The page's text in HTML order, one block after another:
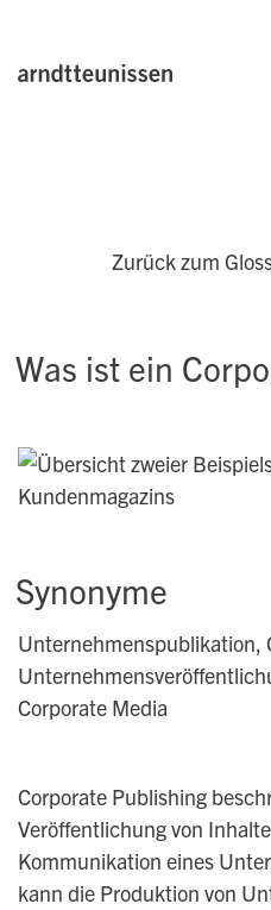
Zurück zum
Was ist ein
Synonyme
Unternehmenspublikation,
Corporate Media
Corporate Publishing
Veröffentlichung von
Kommunikation eines
kann die Produktion von